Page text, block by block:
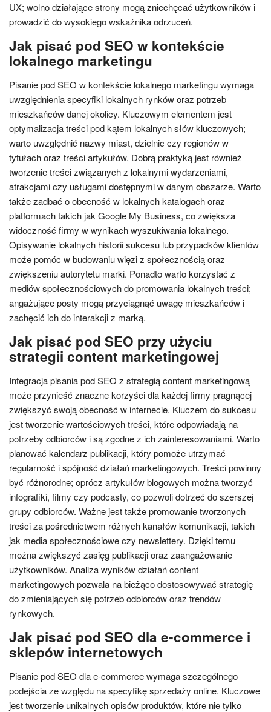
UX; wolno działające strony mogą zniechęcać użytkowników i
prowadzić do wysokiego wskaźnika odrzuceń.
Jak pisać pod SEO w kontekście
lokalnego marketingu
Pisanie pod SEO w kontekście lokalnego marketingu wymaga
uwzględnienia specyfiki lokalnych rynków oraz potrzeb
mieszkańców danej okolicy. Kluczowym elementem jest
optymalizacja treści pod kątem lokalnych słów kluczowych;
warto uwzględnić nazwy miast, dzielnic czy regionów w
tytułach oraz treści artykułów. Dobrą praktyką jest również
tworzenie treści związanych z lokalnymi wydarzeniami,
atrakcjami czy usługami dostępnymi w danym obszarze. Warto
także zadbać o obecność w lokalnych katalogach oraz
platformach takich jak Google My Business, co zwiększa
widoczność firmy w wynikach wyszukiwania lokalnego.
Opisywanie lokalnych historii sukcesu lub przypadków klientów
może pomóc w budowaniu więzi z społecznością oraz
zwiększeniu autorytetu marki. Ponadto warto korzystać z
mediów społecznościowych do promowania lokalnych treści;
angażujące posty mogą przyciągnąć uwagę mieszkańców i
zachęcić ich do interakcji z marką.
Jak pisać pod SEO przy użyciu
strategii content marketingowej
Integracja pisania pod SEO z strategią content marketingową
może przynieść znaczne korzyści dla każdej firmy pragnącej
zwiększyć swoją obecność w internecie. Kluczem do sukcesu
jest tworzenie wartościowych treści, które odpowiadają na
potrzeby odbiorców i są zgodne z ich zainteresowaniami. Warto
planować kalendarz publikacji, który pomoże utrzymać
regularność i spójność działań marketingowych. Treści powinny
być różnorodne; oprócz artykułów blogowych można tworzyć
infografiki, filmy czy podcasty, co pozwoli dotrzeć do szerszej
grupy odbiorców. Ważne jest także promowanie tworzonych
treści za pośrednictwem różnych kanałów komunikacji, takich
jak media społecznościowe czy newslettery. Dzięki temu
można zwiększyć zasięg publikacji oraz zaangażowanie
użytkowników. Analiza wyników działań content
marketingowych pozwala na bieżąco dostosowywać strategię
do zmieniających się potrzeb odbiorców oraz trendów
rynkowych.
Jak pisać pod SEO dla e-commerce i
sklepów internetowych
Pisanie pod SEO dla e-commerce wymaga szczególnego
podejścia ze względu na specyfikę sprzedaży online. Kluczowe
jest tworzenie unikalnych opisów produktów, które nie tylko